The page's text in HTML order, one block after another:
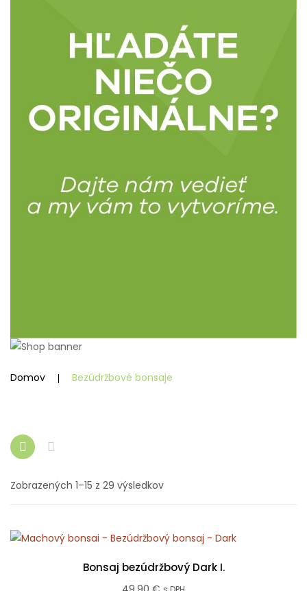
Domov Bezúdržbové bonsaje
Zobrazených 1–15 z 29 výsledkovSorted
by
popularity
Bonsaj bezúdržbový Dark I.